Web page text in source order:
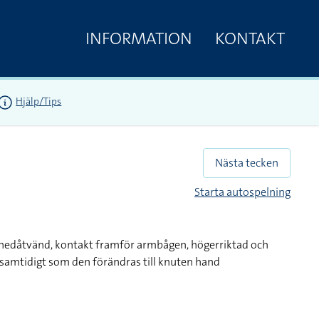
INFORMATION KONTAKT
Hjälp/Tips
Nästa tecken
Starta autospelning
kontakt framför armbågen, högerriktad och
som den förändras till knuten hand